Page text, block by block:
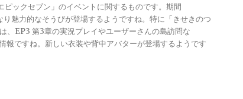
ピックセブン」のイベントに関するものです。期間
魅力的なそうびが登場するようですね。特に「きせきのつ
、EP3 第3章の実況プレイやユーザーさんの島訪問な
ですね。新しい衣装や背中アバターが登場するようです